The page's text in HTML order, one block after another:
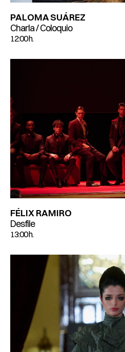
PALOMA SUÁREZ
Charla / Coloquio
12:00 h.
FÉLIX RAMIRO
Desfile
13:00 h.